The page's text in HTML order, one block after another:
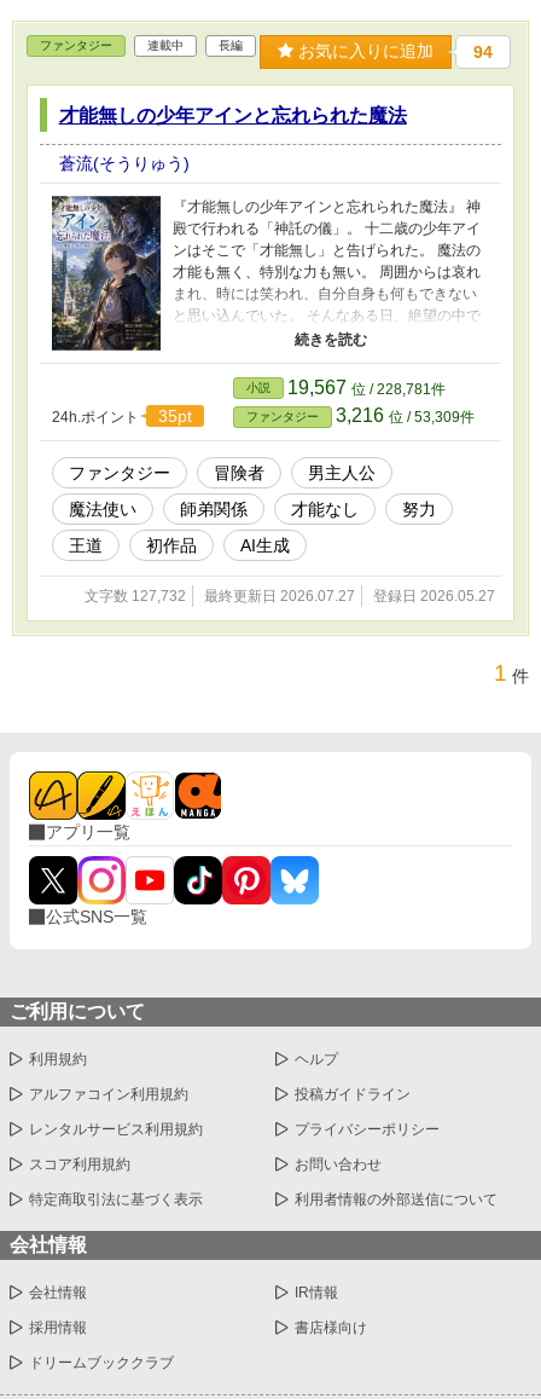
ファンタジー 連載中 長編 お気に入りに追加 94
才能無しの少年アインと忘れられた魔法
蒼流(そうりゅう)
『才能無しの少年アインと忘れられた魔法』 神
殿で行われる「神託の儀」。 十二歳の少年アイ
ンはそこで「才能無し」と告げられた。 魔法の
才能も無く、特別な力も無い。 周囲からは哀れ
まれ、時には笑われ、自分自身も何もできない
と思い込んでいた。 そんなある日、絶望の中で
迷い込んだ洞窟で、一人の賢者と出会う。 ――
る、魂だけの存在だった。 現在の世界では、魔
法は才能によって決まるものだと教えられてい
る。 だがアルケインは言う。 「魔法とは、想像
を世界へ具現化する力だ」 呼吸のように巡る魔
力。 忘れられた魔法の本質。 神殿での学び。 新
しい友人との出会い。 そして少しずつ変わって
いく自分自身。 これは、何も持たないと思って
いた少年が、失われた魔法と出会い、閉ざされ
ていた心を取り戻していく物語。 ゆっくりと、
しかし確かに歩き始める。 少年アインの成長
譚。 ＝＝＝＝＝＝＝＝＝＝＝ ※ 初作品です。
少しでも楽しんでいただければ嬉しいです。 温
かい目で読んでいただければ幸いです。 7/1より
24h.ポイント 35pt
小説 19,567 位 / 228,781件
ファンタジー 3,216 位 / 53,309件
ファンタジー 冒険者
男主人公
魔法使い
師弟関係 才能なし
努力
王道
初作品 AI生成
文字数 127,732 最終更新日 2026.07.27 登録日 2026.05.27
1 件
アプリ一覧
公式SNS一覧
ご利用について
利用規約 ヘルプ
アルファコイン利用規約 投稿ガイドライン
レンタルサービス利用規約 プライバシーポリシー
スコア利用規約 お問い合わせ
特定商取引法に基づく表示 利用者情報の外部送信について
会社情報
会社情報 IR情報
採用情報 書店様向け
ドリームブッククラブ